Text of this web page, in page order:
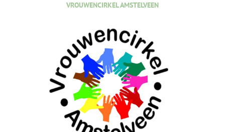
VROUWENCIRKEL AMSTELVEEN